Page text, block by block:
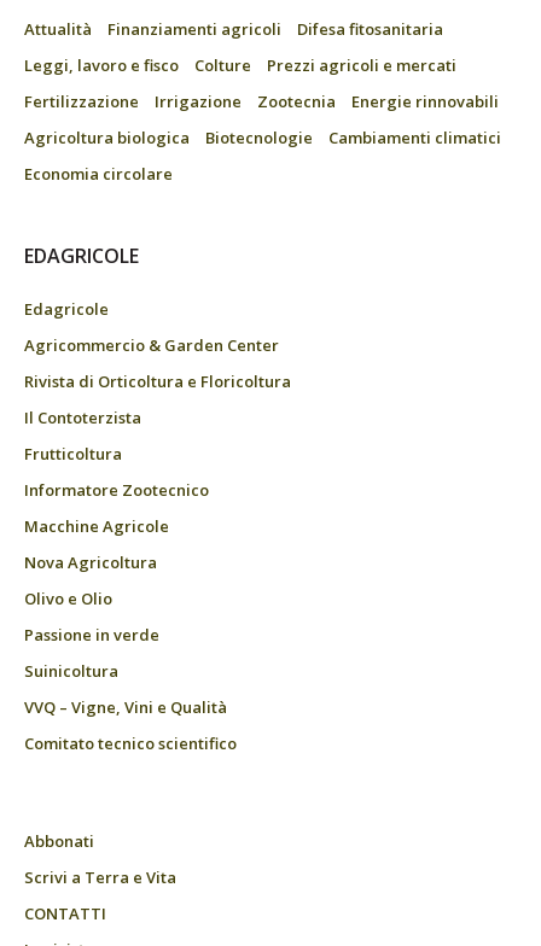
Attualità Finanziamenti agricoli
Difesa fitosanitaria
Leggi, lavoro e fisco
Colture
Prezzi agricoli e mercati
Fertilizzazione
Irrigazione Zootecnia
Energie rinnovabili
Agricoltura biologica
Biotecnologie
Cambiamenti climatici
Economia circolare
EDAGRICOLE
Edagricole
Agricommercio & Garden Center
Rivista di Orticoltura e Floricoltura
Il Contoterzista
Frutticoltura
Informatore Zootecnico
Macchine Agricole
Nova Agricoltura
Olivo e Olio
Passione in verde
Suinicoltura
VVQ – Vigne, Vini e Qualità
Comitato tecnico scientifico
Abbonati
Scrivi a Terra e Vita
CONTATTI